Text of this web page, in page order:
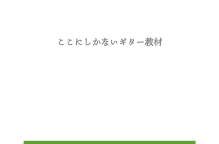
ここにしかないギター教材